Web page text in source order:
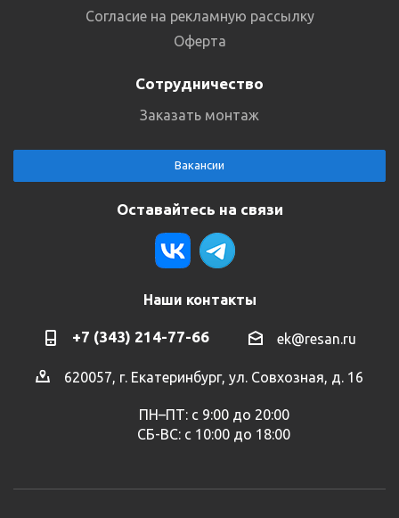
Согласие на рекламную рассылку
Оферта
Сотрудничество
Заказать монтаж
Вакансии
Оставайтесь на связи
Наши контакты
+7 (343) 214-77-66 ek@resan.ru
620057, г. Екатеринбург, ул. Совхозная, д. 16
ПН–ПТ: с 9:00 до 20:00
СБ-ВС: с 10:00 до 18:00